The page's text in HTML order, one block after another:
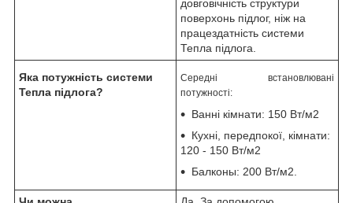
довговічність структури
поверхонь підлог, ніж на
працездатність системи
Тепла підлога.
Яка потужність системи
Тепла підлога?
Середні встановлювані
потужності:
Ванні кімнати: 150 Вт/м2
Кухні, передпокої, кімнати:
120 - 150 Вт/м2
Балконы: 200 Вт/м2